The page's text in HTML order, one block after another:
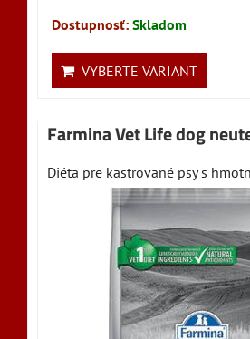
Dostupnosť: Skladom
VYBERTE VARIANT
Farmina Vet Life dog
Diéta pre kastrované psy s